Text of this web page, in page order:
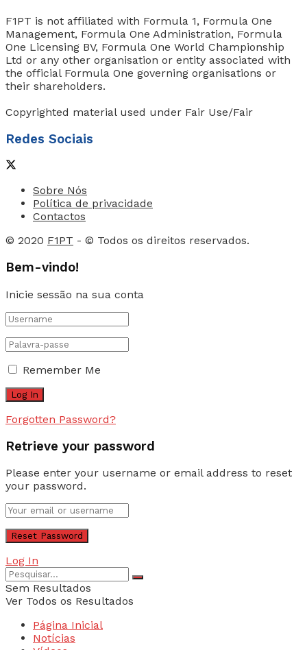
F1PT is not affiliated with Formula 1, Formula One
Management, Formula One Administration, Formula
One Licensing BV, Formula One World Championship
Ltd or any other organisation or entity associated with
the official Formula One governing organisations or
their shareholders.
Copyrighted material used under Fair Use/Fair
Redes Sociais
Sobre Nós
Política de privacidade
Contactos
© 2020 F1PT - © Todos os direitos reservados.
Bem-vindo!
Inicie sessão na sua conta
Remember Me
Forgotten Password?
Retrieve your password
Please enter your username or email address to reset
your password.
Log In
Sem Resultados
Ver Todos os Resultados
Página Inicial
Notícias